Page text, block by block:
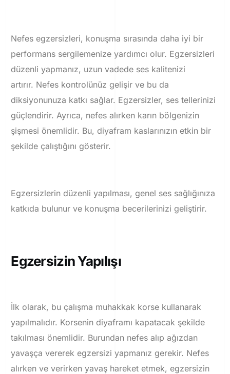
Nefes egzersizleri, konuşma sırasında daha iyi bir
performans sergilemenize yardımcı olur. Egzersizleri
düzenli yapmanız, uzun vadede ses kalitenizi
artırır. Nefes kontrolünüz gelişir ve bu da
diksiyonunuza katkı sağlar. Egzersizler, ses tellerinizi
güçlendirir.Ayrıca, nefes alırken karın bölgenizin
şişmesi önemlidir. Bu, diyafram kaslarınızın etkin bir
şekilde çalıştığını gösterir.
Egzersizlerin düzenli yapılması, genel ses sağlığınıza
katkıda bulunur ve konuşma becerilerinizi geliştirir.
Egzersizin Yapılışı
İlk olarak, bu çalışma muhakkak korse kullanarak
yapılmalıdır. Korsenin diyaframı kapatacak şekilde
takılması önemlidir. Burundan nefes alıp ağızdan
yavaşça vererek egzersizi yapmanız gerekir. Nefes
alırken ve verirken yavaş hareket etmek, egzersizin